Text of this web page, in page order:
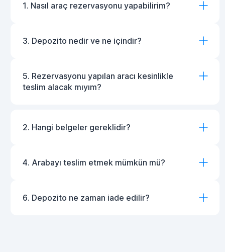
1. Nasıl araç rezervasyonu yapabilirim?
3. Depozito nedir ve ne içindir?
5. Rezervasyonu yapılan aracı kesinlikle
teslim alacak mıyım?
2. Hangi belgeler gereklidir?
4. Arabayı teslim etmek mümkün mü?
6. Depozito ne zaman iade edilir?